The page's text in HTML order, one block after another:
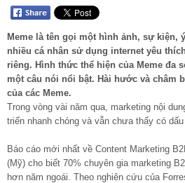
Meme là tên gọi một hình ảnh, sự
nhiều cá nhân sử dụng internet yêu
riêng. Hình thức thể hiện của Meme đa
một câu nói nổi bật. Hài hước và châm
của các Meme.
Trong vòng vài năm qua, marketing nội
triển nhanh chóng và vẫn chưa thấy có
Báo cáo mới nhất về Content Marketing
(Mỹ) cho biết 70% chuyên gia marketing
hơn năm ngoái. Theo nghiên cứu của